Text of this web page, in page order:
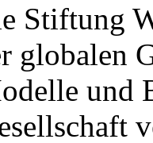
Stiftung
globalen
und